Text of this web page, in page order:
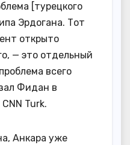
[турецкого
Эрдогана. Тот
открыто
— это отдельный
всего
Фидан в
Turk.
Анкара уже